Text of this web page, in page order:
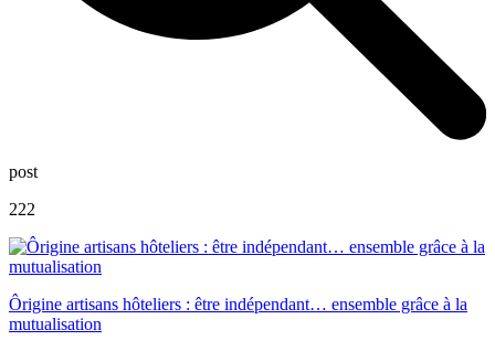
post
222
Ôrigine artisans hôteliers : être indépendant… ensemble grâce à la
mutualisation